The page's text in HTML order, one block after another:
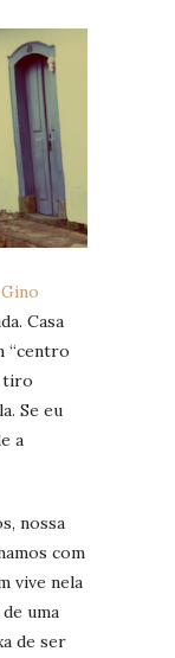
Casa
“centro
tiro
Se eu
a
nossa
com
vive nela
uma
de ser